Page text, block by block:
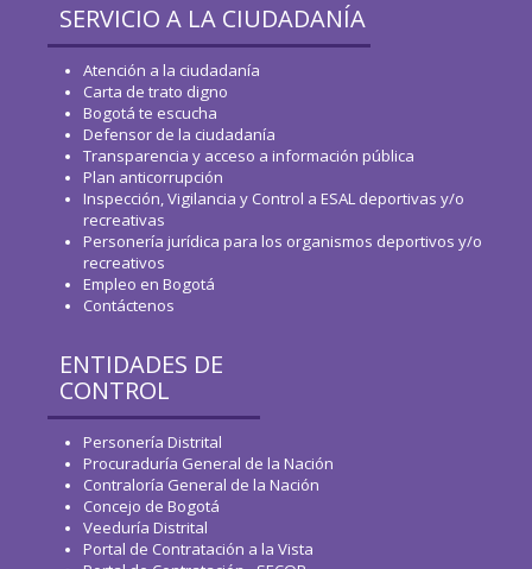
SERVICIO A LA CIUDADANÍA
Atención a la ciudadanía
Carta de trato digno
Bogotá te escucha
Defensor de la ciudadanía
Transparencia y acceso a información pública
Plan anticorrupción
Inspección, Vigilancia y Control a ESAL deportivas y/o
recreativas
Personería jurídica para los organismos deportivos y/o
recreativos
Empleo en Bogotá
Contáctenos
ENTIDADES DE
CONTROL
Personería Distrital
Procuraduría General de la Nación
Contraloría General de la Nación
Concejo de Bogotá
Veeduría Distrital
Portal de Contratación a la Vista